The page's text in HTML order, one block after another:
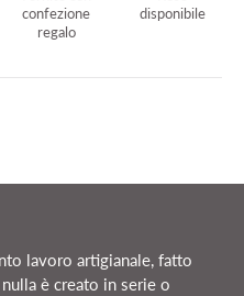
confezione
regalo
disponibile
lavoro artigianale, fatto
è creato in serie o